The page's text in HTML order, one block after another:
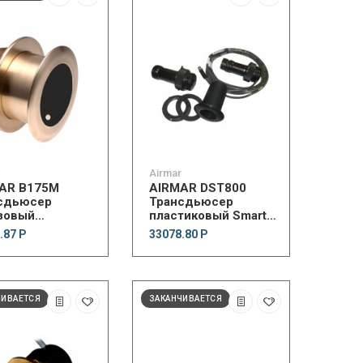
B175M
1
Р
Airmar
AIRMAR DST800
Трансдьюсер
пластиковый Smart
Thru-Hull NMEA 2000
33078.80 Р
ЗАКАНЧИВАЕТСЯ